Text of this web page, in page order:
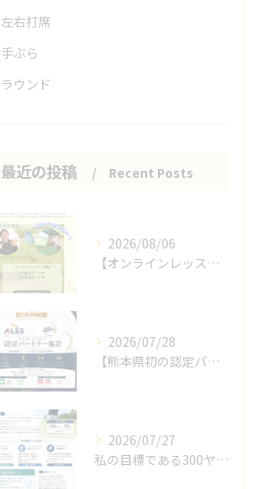
左右打席
手ぶら
ラウンド
最近の投稿 Recent Posts
2026/08/06
【オンラインレッスンのお知らせ】
2026/07/28
【熊本県初の認定パートナー施設となりました🎉】
2026/07/27
私の目標である300ヤード、70台、100メートル11秒代！